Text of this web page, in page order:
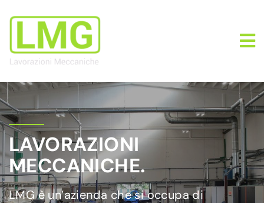
LAVORAZIONI
MECCANICHE.
LMG è un’azienda che si occupa di